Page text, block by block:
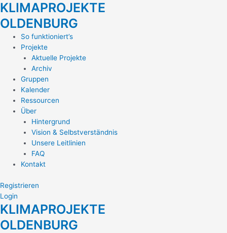
Zum
springen
KLIMAPROJEKTE
OLDENBURG
Main
Menu
So funktioniert’s
Projekte
Aktuelle Projekte
Archiv
Gruppen
Kalender
Ressourcen
Über
Hintergrund
Vision & Selbstverständnis
Unsere Leitlinien
FAQ
Kontakt
Registrieren
Login
KLIMAPROJEKTE
OLDENBURG